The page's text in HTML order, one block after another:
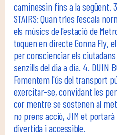
caminessin fins a la següent.
STAIRS: Quan tries l'escala
els músics de l'estació de
toquen en directe Gonna Fly,
per conscienciar els
senzills del dia a dia. 4. DUIN
Fomentem l'ús del transport
exercitar-se, convidant les
cor mentre se sostenen al
no prens acció, JIM et
divertida i accessible.